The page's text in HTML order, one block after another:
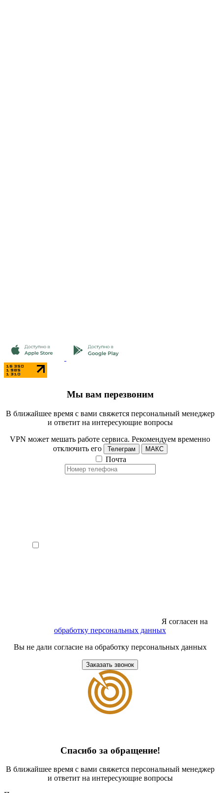
Мы вам перезвоним
В ближайшее время с вами свяжется персональный менеджер
и ответит на интересующие вопросы
VPN может мешать работе сервиса. Рекомендуем временно
отключить его
Телеграм МАКС
Почта
Я согласен на
обработку персональных данных
Вы не дали согласие на обработку персональных данных
Заказать звонок
Спасибо за обращение!
В ближайшее время с вами свяжется персональный менеджер
и ответит на интересующие вопросы